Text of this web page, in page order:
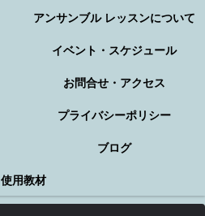
アンサンブル レッスンについて
イベント・スケジュール
お問合せ・アクセス
プライバシーポリシー
ブログ
使用教材